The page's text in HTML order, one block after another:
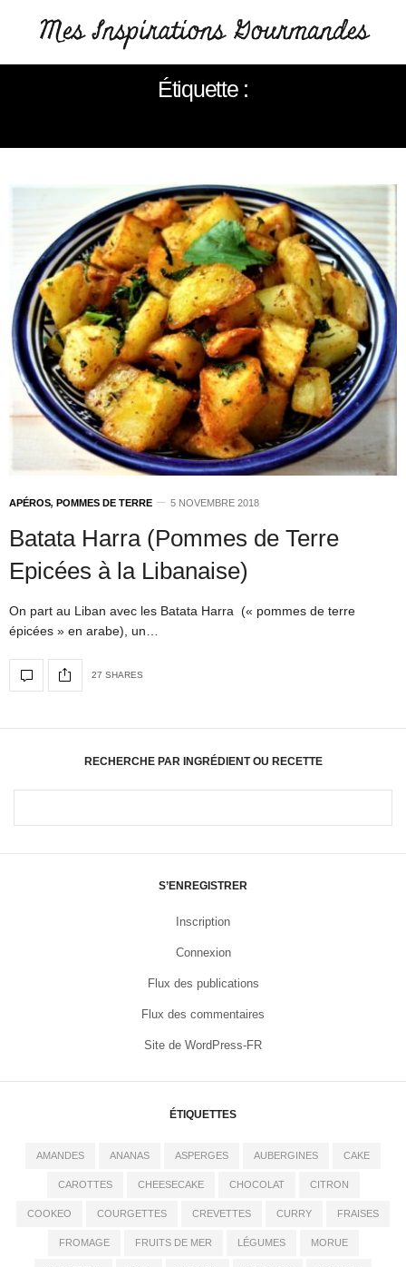
Étiquette :
APÉROS, POMMES DE TERRE 5 NOVEMBRE 2018
Batata Harra (Pommes de Terre
Epicées à la Libanaise)
On part au Liban avec les Batata Harra (« pommes de terre
épicées » en arabe), un…
27 SHARES
RECHERCHE PAR INGRÉDIENT OU RECETTE
S’ENREGISTRER
Inscription
Connexion
Flux des publications
Flux des commentaires
Site de WordPress-FR
ÉTIQUETTES
AMANDES ANANAS ASPERGES AUBERGINES CAKE
CAROTTES CHEESECAKE CHOCOLAT CITRON
COOKEO COURGETTES CREVETTES CURRY FRAISES
FROMAGE FRUITS DE MER LÉGUMES MORUE